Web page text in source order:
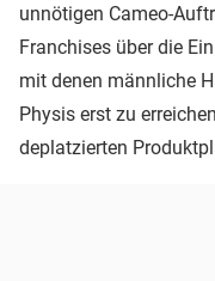
unnötigen Cameo-
Franchises über die
mit denen männliche
Physis erst zu
deplatzierten